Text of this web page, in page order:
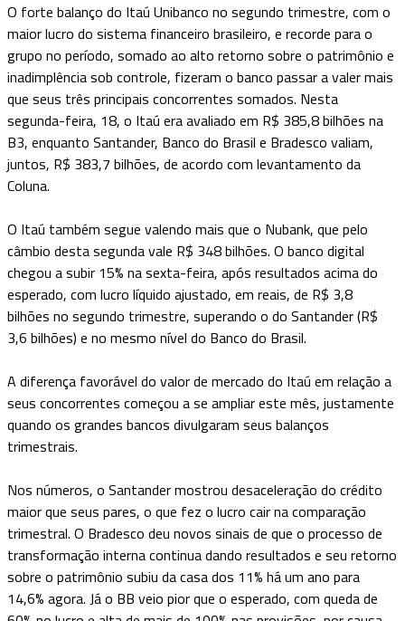
O forte balanço do Itaú Unibanco no segundo trimestre, com o
maior lucro do sistema financeiro brasileiro, e recorde para o
grupo no período, somado ao alto retorno sobre o patrimônio e
inadimplência sob controle, fizeram o banco passar a valer mais
que seus três principais concorrentes somados. Nesta
segunda-feira, 18, o Itaú era avaliado em R$ 385,8 bilhões na
B3, enquanto Santander, Banco do Brasil e Bradesco valiam,
juntos, R$ 383,7 bilhões, de acordo com levantamento da
Coluna.
O Itaú também segue valendo mais que o Nubank, que pelo
câmbio desta segunda vale R$ 348 bilhões. O banco digital
chegou a subir 15% na sexta-feira, após resultados acima do
esperado, com lucro líquido ajustado, em reais, de R$ 3,8
bilhões no segundo trimestre, superando o do Santander (R$
3,6 bilhões) e no mesmo nível do Banco do Brasil.
A diferença favorável do valor de mercado do Itaú em relação a
seus concorrentes começou a se ampliar este mês, justamente
quando os grandes bancos divulgaram seus balanços
trimestrais.
Nos números, o Santander mostrou desaceleração do crédito
maior que seus pares, o que fez o lucro cair na comparação
trimestral. O Bradesco deu novos sinais de que o processo de
transformação interna continua dando resultados e seu retorno
sobre o patrimônio subiu da casa dos 11% há um ano para
14,6% agora. Já o BB veio pior que o esperado, com queda de